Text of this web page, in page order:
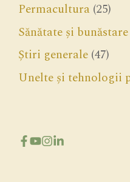
Permacultura (25)
Sănătate și bunăstare
Știri generale (47)
Unelte și tehnologii